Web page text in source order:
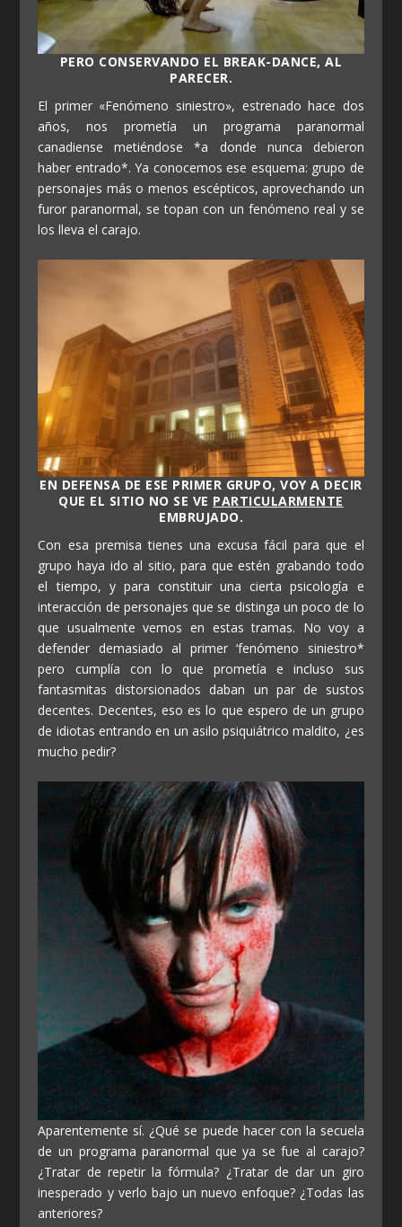
PERO CONSERVANDO EL BREAK-DANCE, AL
PARECER.
El primer «Fenómeno siniestro», estrenado hace dos
años, nos prometía un programa paranormal
canadiense metiéndose *a donde nunca debieron
haber entrado*. Ya conocemos ese esquema: grupo de
personajes más o menos escépticos, aprovechando un
furor paranormal, se topan con un fenómeno real y se
los lleva el carajo.
EN DEFENSA DE ESE PRIMER GRUPO, VOY A DECIR
QUE EL SITIO NO SE VE PARTICULARMENTE
EMBRUJADO.
Con esa premisa tienes una excusa fácil para que el
grupo haya ido al sitio, para que estén grabando todo
el tiempo, y para constituir una cierta psicología e
interacción de personajes que se distinga un poco de lo
que usualmente vemos en estas tramas. No voy a
defender demasiado al primer ‘fenómeno siniestro*
pero cumplía con lo que prometía e incluso sus
fantasmitas distorsionados daban un par de sustos
decentes. Decentes, eso es lo que espero de un grupo
de idiotas entrando en un asilo psiquiátrico maldito, ¿es
mucho pedir?
Aparentemente sí. ¿Qué se puede hacer con la secuela
de un programa paranormal que ya se fue al carajo?
¿Tratar de repetir la fórmula? ¿Tratar de dar un giro
inesperado y verlo bajo un nuevo enfoque? ¿Todas las
anteriores?